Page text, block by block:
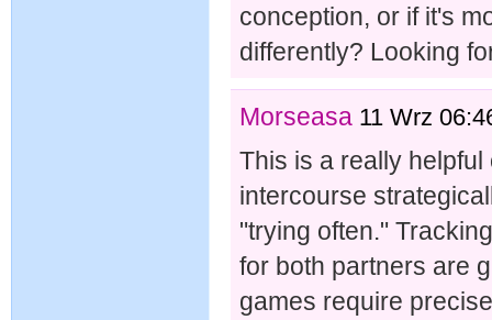
conception, or if it's
differently? Looking
Morseasa 11 Wrz
This is a really
intercourse
"trying often."
for both partners are
games require